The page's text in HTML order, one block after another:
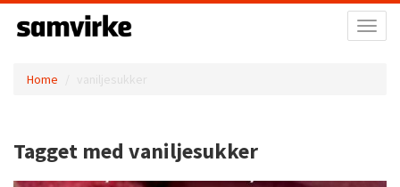
Home vaniljesukker
Tagget med vaniljesukker